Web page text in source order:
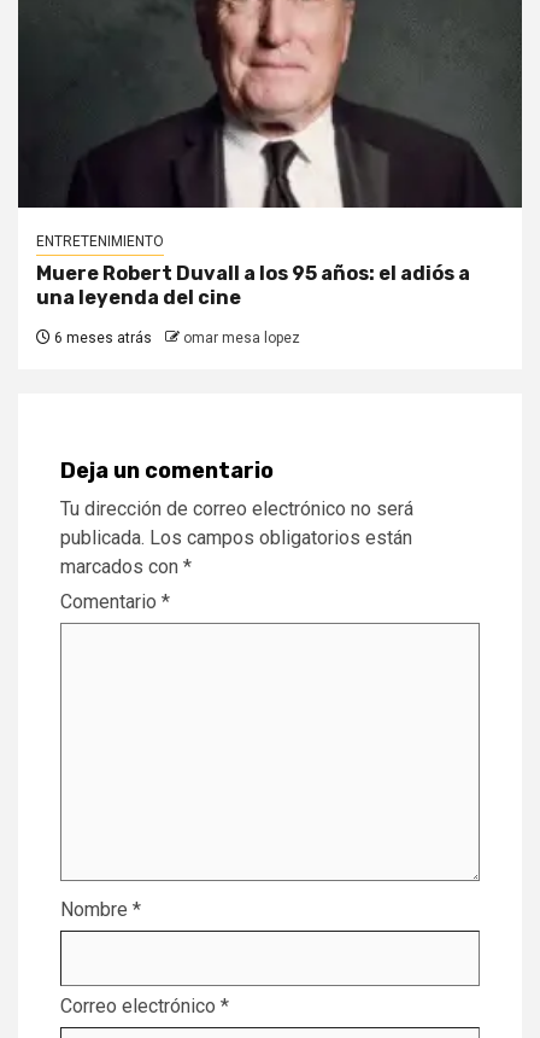
ENTRETENIMIENTO
Muere Robert Duvall a los 95 años: el adiós a
una leyenda del cine
6 meses atrás omar mesa lopez
Deja un comentario
Tu dirección de correo electrónico no será
publicada. Los campos obligatorios están
marcados con *
Comentario *
Nombre *
Correo electrónico *